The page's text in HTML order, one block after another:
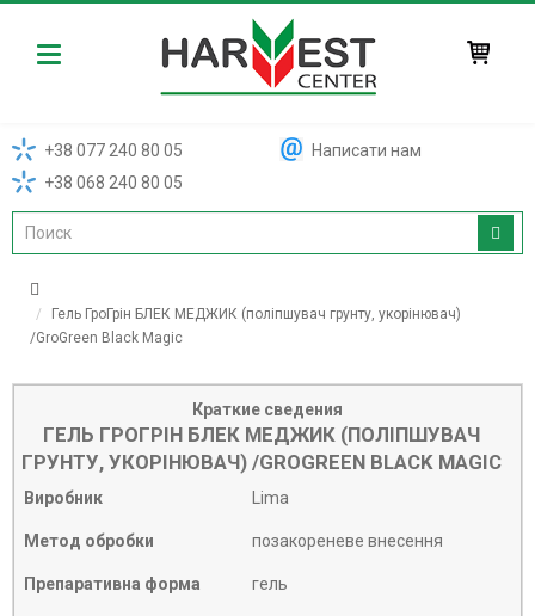
Harvest
+38 077 240 80 05
+38 068 240 80 05
Написати нам
Гель ГроГрін БЛЕК МЕДЖИК (поліпшувач грунту, укорінювач)
/GroGreen Black Magic
Краткие сведения
ГЕЛЬ ГРОГРІН БЛЕК МЕДЖИК (ПОЛІПШУВАЧ
ГРУНТУ, УКОРІНЮВАЧ) /GROGREEN BLACK MAGIC
Виробник Lima
Метод обробки позакореневе внесення
Препаративна форма гель